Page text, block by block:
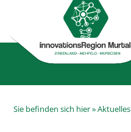
Sie befinden sich hier »Aktuelles